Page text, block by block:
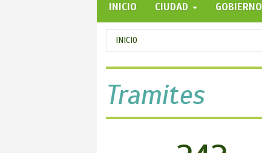
INICIO
CIUDAD GOBIERNO
Se
encuentra
usted
aquí
INICIO
Tramites